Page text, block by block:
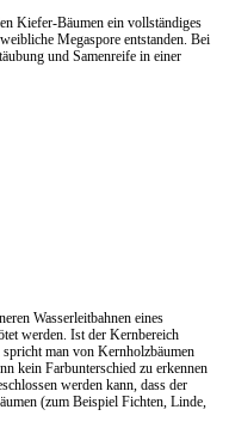
Kiefer-Bäumen ein vollständiges
Megaspore entstanden. Bei
und Samenreife in einer
Wasserleitbahnen eines
werden. Ist der Kernbereich
man von Kernholzbäumen
kein Farbunterschied zu erkennen
werden kann, dass der
(zum Beispiel Fichten, Linde,